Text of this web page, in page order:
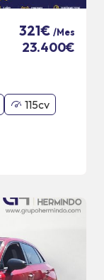
321€ /Mes
23.400€
115cv